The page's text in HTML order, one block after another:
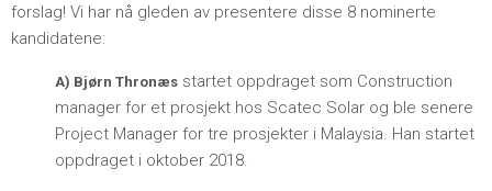
forslag! Vi har nå gleden av presentere disse 8 nominerte
kandidatene:
A) Bjørn Thronæs startet oppdraget som Construction
manager for et prosjekt hos Scatec Solar og ble senere
Project Manager for tre prosjekter i Malaysia. Han startet
oppdraget i oktober 2018.